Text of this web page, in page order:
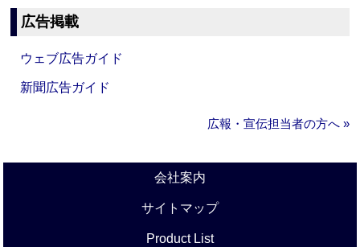
広告掲載
ウェブ広告ガイド
新聞広告ガイド
広報・宣伝担当者の方へ »
会社案内
サイトマップ
Product List